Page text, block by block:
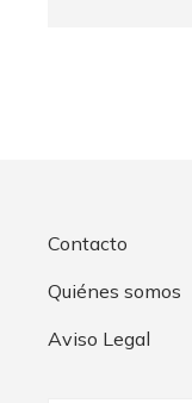
Contacto
Quiénes somos
Aviso Legal